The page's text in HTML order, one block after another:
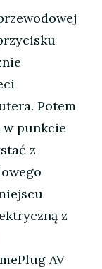
Potem
punkcie
z
z
AV